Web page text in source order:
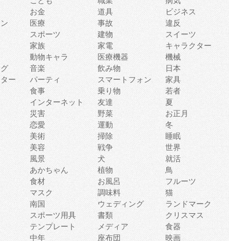
お金 道具 ビジネス
医療 事故 違反
スポーツ 建物 スイーツ
家族 家電 キャラクター
動物キャラ 医療機器 機械
音楽 飲み物 日本
ー
パーティ スマートフォン 家具
食事 乗り物 若者
インターネット 友達 夏
災害 野菜 お正月
恋愛 運動 冬
美術 掃除 睡眠
美容 戦争 世界
風景 犬 就活
あかちゃん 植物 鳥
食材 お風呂 フルーツ
マスク 調味料 猫
南国 ウェディング ランドマーク
スポーツ用具 書類 クリスマス
テンプレート メディア 食器
中年 座布団 映画